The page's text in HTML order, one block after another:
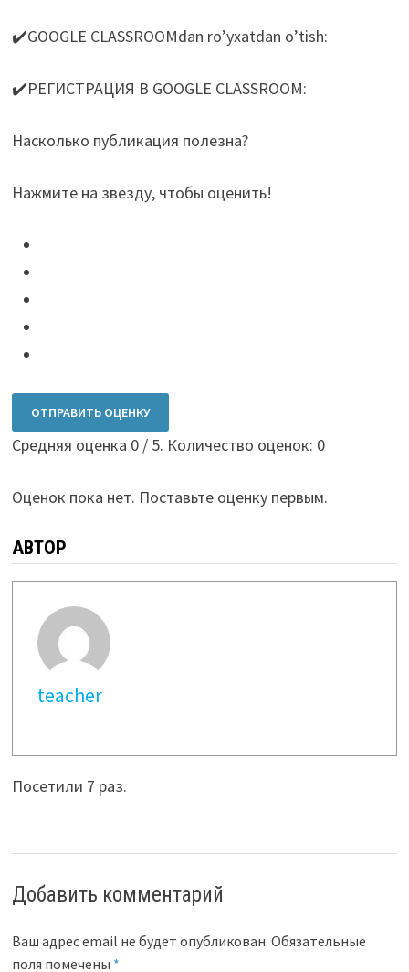
✔️GOOGLE CLASSROOMdan ro’yxatdan o’tish:
✔️РЕГИСТРАЦИЯ В GOOGLE CLASSROOM:
Насколько публикация полезна?
Нажмите на звезду, чтобы оценить!
ОТПРАВИТЬ ОЦЕНКУ
Средняя оценка 0/ 5. Количество оценок: 0
Оценок пока нет. Поставьте оценку первым.
АВТОР
teacher
Посетили 7 раз.
Добавить комментарий
Ваш адрес email не будет опубликован. Обязательные
поля помечены *